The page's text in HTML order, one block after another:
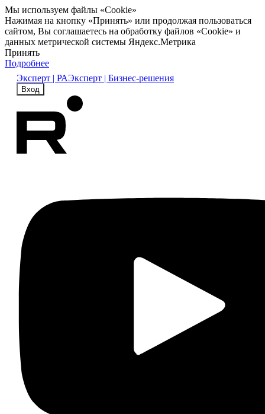
Мы используем файлы «Cookie»
Нажимая на кнопку «Принять» или продолжая пользоваться
сайтом, Вы соглашаетесь на обработку файлов «Cookie» и
данных метрической системы Яндекс.Метрика
Принять
Подробнее
Эксперт | РАЭксперт | Бизнес-решения
Вход